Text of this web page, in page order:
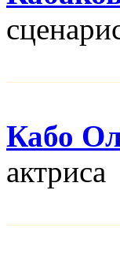
Кабо
актриса